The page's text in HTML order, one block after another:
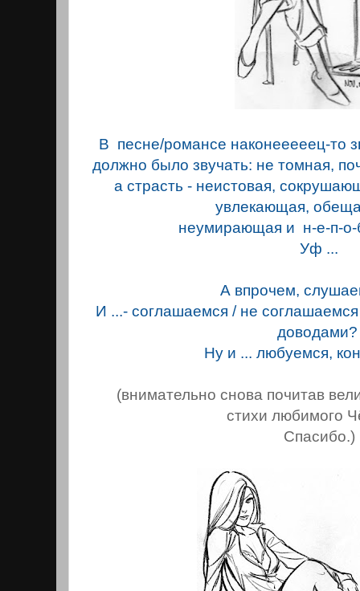
В песне/романсе наконеeeeeц-то
должно было звучать: не томная,
а страсть - неистовая,
увлекающая,
неумирающая и н-е-п-
Уф ...
А впрочем,
И ...- соглашаемся / не
доводами?
Ну и ... любуемся,
(внимательно снова почитав
стихи любимого
Спасибо.)